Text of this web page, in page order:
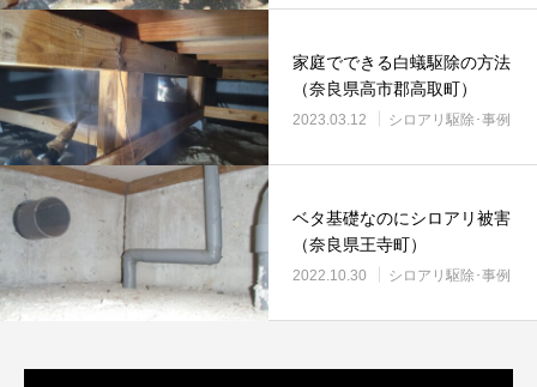
家庭でできる白蟻駆除の方法
（奈良県高市郡高取町）
2023.03.12 シロアリ駆除･事例
ベタ基礎なのにシロアリ被害
（奈良県王寺町）
2022.10.30 シロアリ駆除･事例